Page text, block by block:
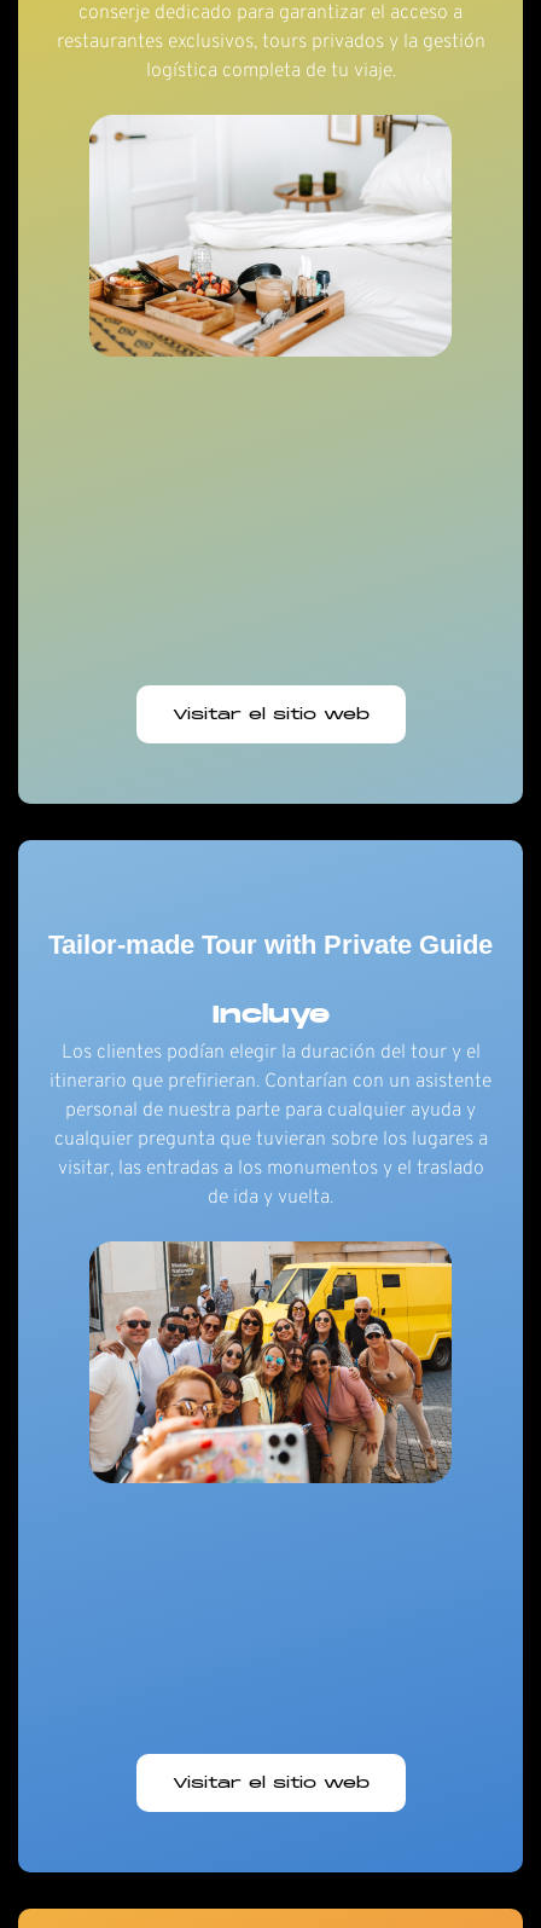
conserje dedicado para garantizar el acceso a
restaurantes exclusivos, tours privados y la gestión
logística completa de tu viaje.
Visitar el sitio web
Tailor-made Tour with Private Guide
Incluye
Los clientes podían elegir la duración del tour y el
itinerario que prefirieran. Contarían con un asistente
personal de nuestra parte para cualquier ayuda y
cualquier pregunta que tuvieran sobre los lugares a
visitar, las entradas a los monumentos y el traslado
de ida y vuelta.
Visitar el sitio web